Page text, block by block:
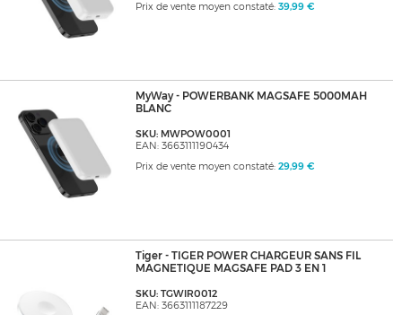
Prix de vente moyen constaté: 39,99 €
MyWay - POWERBANK MAGSAFE 5000MAH
BLANC
SKU: MWPOW0001
EAN: 3663111190434
Prix de vente moyen constaté: 29,99 €
Tiger - TIGER POWER CHARGEUR SANS FIL
MAGNETIQUE MAGSAFE PAD 3 EN 1
SKU: TGWIR0012
EAN: 3663111187229